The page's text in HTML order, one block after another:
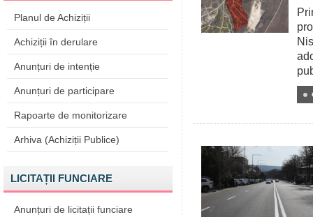
Planul de Achiziții
Achiziții în derulare
Anunțuri de intenție
Anunțuri de participare
Rapoarte de monitorizare
Arhiva (Achiziții Publice)
LICITAȚII FUNCIARE
Anunțuri de licitații funciare